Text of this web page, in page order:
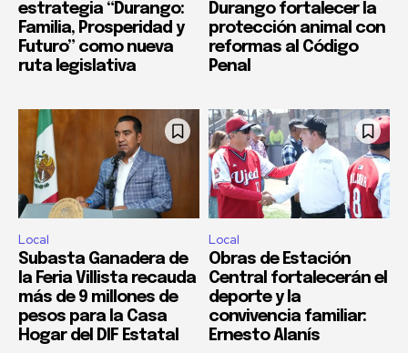
estrategia “Durango:
Familia, Prosperidad y
Futuro” como nueva
ruta legislativa
Durango fortalecer la
protección animal con
reformas al Código
Penal
Local
Subasta Ganadera de
la Feria Villista recauda
más de 9 millones de
pesos para la Casa
Hogar del DIF Estatal
Local
Obras de Estación
Central fortalecerán el
deporte y la
convivencia familiar:
Ernesto Alanís